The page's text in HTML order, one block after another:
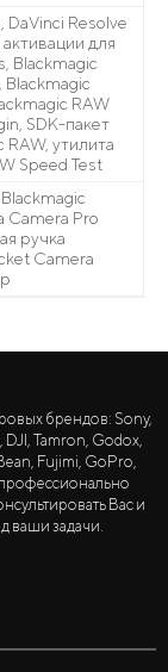
DaVinci Resolve
для
Blackmagic
Blackmagic
RAW
SDK-пакет
RAW, утилита
Speed Test
Camera Pro
ручка
Camera
брендов: Sony,
Tamron, Godox,
Fujimi, GoPro,
Вас и
ваши задачи.